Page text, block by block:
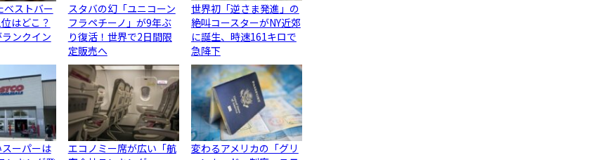
ベストバー
はどこ？
ンクイン
スタバの幻「ユニコーン
フラペチーノ」が9年ぶ
り復活！世界で2日間限
定販売へ
世界初「逆さま発進」の
絶叫コースターがNY近郊
に誕生、時速161キロで
急降下
ーパーは
エコノミー席が広い「航
変わるアメリカの「グリ